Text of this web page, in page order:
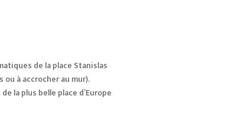
de la place Stanislas
à accrocher au mur).
la plus belle place d’Europe